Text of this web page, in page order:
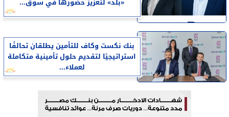
بنك نكست وكاف للتأمين يطلقان تحالفًا
استراتيجيًا لتقديم حلول تأمينية متكاملة
لعملاء...